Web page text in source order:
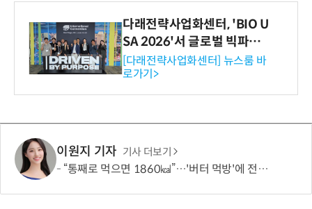
다래전략사업화센터, 'BIO U
SA 2026'서 글로벌 빅파마
와의 비즈니스 미팅 지원…K
-바이오 해외 진출 교두보 확
보
[다래전략사업화센터] 뉴스룸 바
로가기>
이원지 기자 기사 더보기
“통째로 먹으면 1860㎉”…'버터 먹방'에 전문가가 경고한 이유